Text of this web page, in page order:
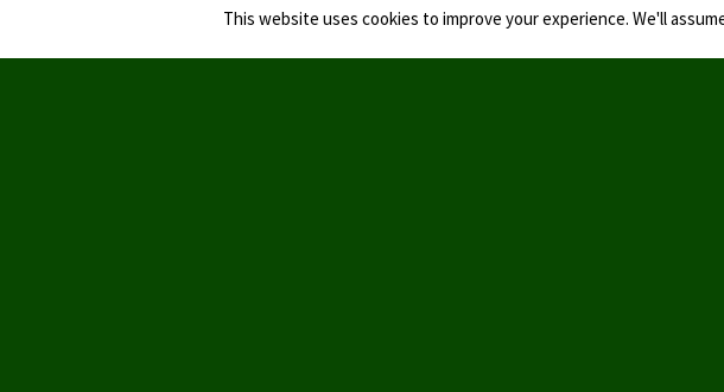
This website uses cookies to improve your experience. We'll